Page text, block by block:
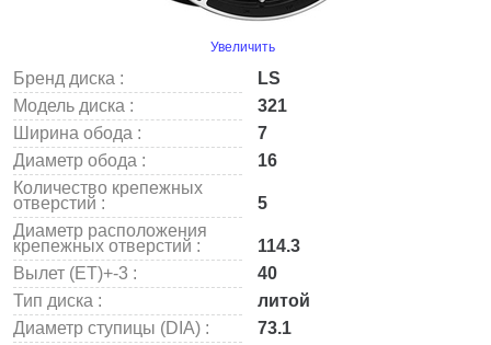
Увеличить
Бренд диска :
LS
Модель диска :
321
Ширина обода :
7
Диаметр обода :
16
Количество крепежных
отверстий :
5
Диаметр расположения
крепежных отверстий :
114.3
Вылет (ET)+-3 :
40
Тип диска :
литой
Диаметр ступицы (DIA) :
73.1